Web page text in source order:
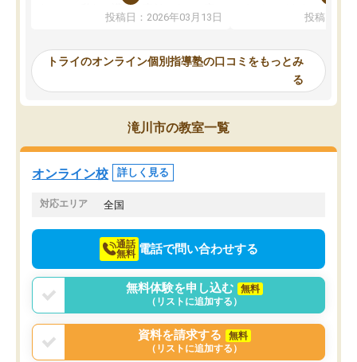
ないのは私たち講師の責任です」と言
ってくださり、確かに！と考えて、思
ったんですが、学生の先生から学ぶこ
み、徐々に成績が上がったらいいなと
思っていました。何が今足りないのか
を的確に指導いただき、子どももびっ
くりするほど楽しんでやる気を持って
塾を受けています。狙い通り、少しず
つ成績も上がり、苦手意識も無くなっ
てきたので、さらに苦手な数学も追加
でお願いしました。来年の高校受験に
投稿日：2026年03月13日
可能なので本当に助か
らないところをピンポイ
頂いて、とてもわかり
していました。一生を
スト、多少お金がかかっ
投稿日：
トライのオンライン個別指導塾の口コミをもっとみ
る
滝川市の教室一覧
オンライン校 詳しく見る
対応エリア 全国
通話
無料 電話で問い合わせする
無料体験を申し込む
無料
（リストに追加する）
資料を請求する
無料
（リストに追加する）